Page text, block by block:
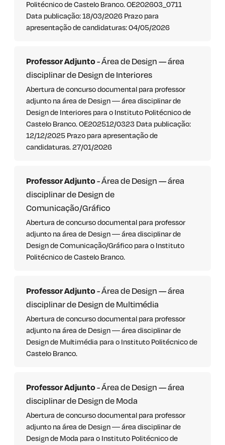
Politécnico de Castelo Branco. OE202603_0711
Data publicação: 18/03/2026 Prazo para
apresentação de candidaturas: 04/05/2026
Professor Adjunto- Área de Design — área
disciplinar de Design de Interiores
Abertura de concurso documental para professor
adjunto na área de Design ― área disciplinar de
Design de Interiores para o Instituto Politécnico de
Castelo Branco. OE202512/0323 Data publicação:
12/12/2025 Prazo para apresentação de
candidaturas. 27/01/2026
Professor Adjunto- Área de Design — área
disciplinar de Design de
Comunicação/Gráfico
Abertura de concurso documental para professor
adjunto na área de Design ― área disciplinar de
Design de Comunicação/Gráfico para o Instituto
Politécnico de Castelo Branco.
Professor Adjunto- Área de Design — área
disciplinar de Design de Multimédia
Abertura de concurso documental para professor
adjunto na área de Design ― área disciplinar de
Design de Multimédia para o Instituto Politécnico de
Castelo Branco.
Professor Adjunto- Área de Design — área
disciplinar de Design de Moda
Abertura de concurso documental para professor
adjunto na área de Design ― área disciplinar de
Design de Moda para o Instituto Politécnico de